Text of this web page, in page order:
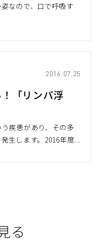
なので、口で呼吸す
2016.07.25
「リンパ浮
疾患があり、その多
生します。2016年度...
る